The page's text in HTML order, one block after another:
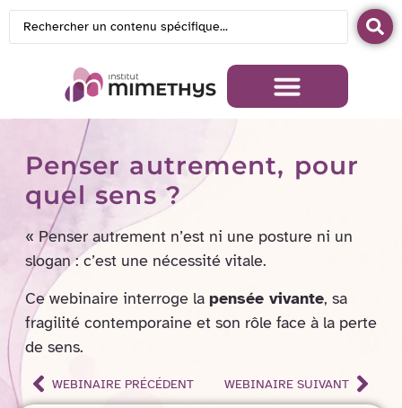
Penser autrement, pour
quel sens ?
« Penser autrement n’est ni une posture ni un
slogan : c’est une nécessité vitale.
Ce webinaire interroge la pensée vivante, sa
fragilité contemporaine et son rôle face à la perte
de sens.
WEBINAIRE PRÉCÉDENT WEBINAIRE SUIVANT